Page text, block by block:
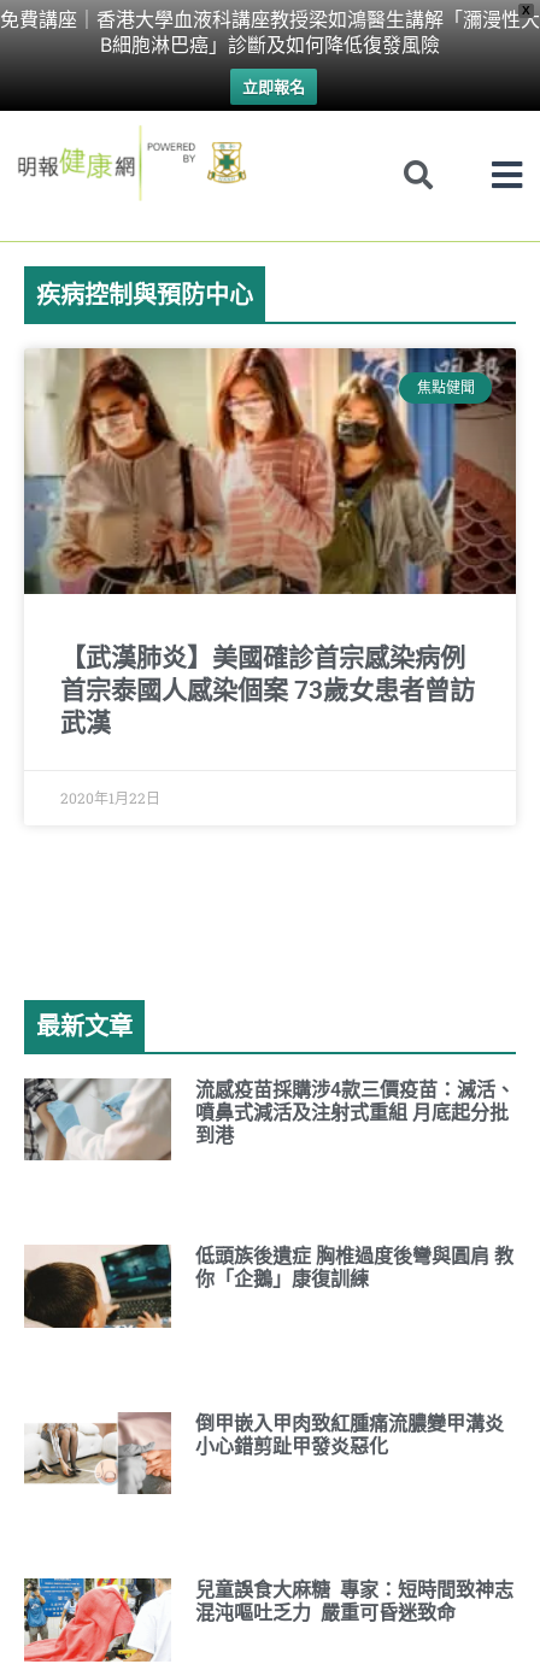
X
免費講座｜香港大學血液科講座教授梁如鴻醫生講解「瀰漫性大
B細胞淋巴癌」診斷及如何降低復發風險
立即報名
Skip
疾病控制與預防中心
焦點健聞
【武漢肺炎】美國確診首宗感染病例
首宗泰國人感染個案 73歲女患者曾訪
武漢
2020年1月22日
最新文章
流感疫苗採購涉4款三價疫苗：滅活、
噴鼻式減活及注射式重組 月底起分批
到港
低頭族後遺症 胸椎過度後彎與圓肩 教
你「企鵝」康復訓練
倒甲嵌入甲肉致紅腫痛流膿變甲溝炎
小心錯剪趾甲發炎惡化
兒童誤食大麻糖 專家：短時間致神志
混沌嘔吐乏力 嚴重可昏迷致命